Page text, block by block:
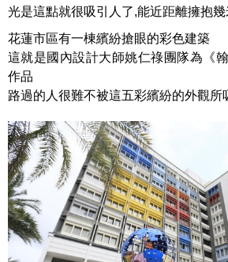
光是這點就很吸引人了,能近距離擁抱
花蓮市區有一棟繽紛搶眼的彩色建築
這就是國內設計大師姚仁祿團隊為《
作品
路過的人很難不被這五彩繽紛的外觀所